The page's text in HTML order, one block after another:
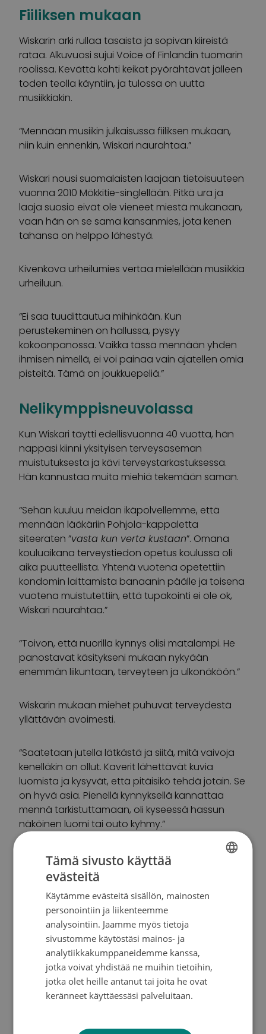
Fiiliksen mukaan
Wiskarin arki rullaa tasaista ja sopivan kiireistä
rataa. Alkuvuosi sujui Voice of Finlandin tuomarin
roolissa. Kevättä kohti keikat pyörähtävät jälleen
toden teolla käyntiin, ja tulossa on uutta
musiikkiakin.
“Mennään musiikin julkaisussa fiiliksen mukaan,
niin kuin ennenkin, Wiskari naurahtaa.”
Wiskari nousi suomalaisten laajaan tietoisuuteen
vuonna 2010 Mökkitie-singlellään. Pitkä ura ja
laaja suosio eivät ole vieneet miestä mukanaan,
vaan hän on se sama kansanmies, jota kenen
tahansa on helppo lähestyä.
Kivenkova urheilumies vertaa mielellään musiikkia
urheiluun.
“Ei saa tuudittautua mihinkään. Kun
perustekeminen on hallussa, pysyy
kokoonpanossa. Vaikka tässä mennään yhden
ihmisen nimellä, ei voi painaa vain ajatellen omia
pisteitä. Tämä on joukkuepeliä.”
Nelikymppisneuvolassa
Kun Wiskari täytti edellisvuonna 40 vuotta, hän
nappasi kiinni yksityisen terveysaseman
muistutuksesta ja kävi terveystarkastuksessa.
Hän kannustaa muita miehiä tekemään saman.
“Sehän kuuluu meidän ikäpolvellemme, että
mennään lääkäriin Pohjola-kappaletta
siteeraten ”vasta kun verta kustaan”. Omana
kouluaikana terveystiedon opetus koulussa oli
aika puutteellista. Yhtenä vuotena opetettiin
kondomin laittamista banaanin päälle ja toisena
vuotena muistutettiin, että tupakointi ei ole ok,
Wiskari naurahtaa.”
“Toivon, että nuorilla kynnys olisi matalampi. He
panostavat käsitykseni mukaan nykyään
enemmän liikuntaan, terveyteen ja ulkonäköön.”
Wiskarin mukaan miehet puhuvat terveydestä
yllättävän avoimesti.
“Saatetaan jutella lätkästä ja siitä, mitä vaivoja
kenelläkin on ollut. Kaverit lähettävät kuvia
luomista ja kysyvät, että pitäisikö tehdä jotain. Se
on hyvä asia. Pienellä kynnyksellä kannattaa
mennä tarkistuttamaan, oli kyseessä hassun
näköinen luomi tai outo kyhmy.”
Vaikka terveysasiat huolettavat ja isän syöpä on
tuoreessa muistissa, Wiskari muistuttaa
myönteisestä suhtautumisesta elämään.
“Ei voi elää niin, että pelkää joka käänteessä,
mutta asioista pitää huolehtia.”
Entä miten haluat munasi?
“Paistettuna. Ja tietenkin terveenä.”
SWEDISH
Tämä sivusto käyttää
evästeitä
Käytämme evästeitä sisällön, mainosten
personointiin ja liikenteemme
analysointiin. Jaamme myös tietoja
sivustomme käytöstäsi mainos- ja
analytiikkakumppaneidemme kanssa,
jotka voivat yhdistää ne muihin tietoihin,
jotka olet heille antanut tai joita he ovat
keränneet käyttäessäsi palveluitaan.